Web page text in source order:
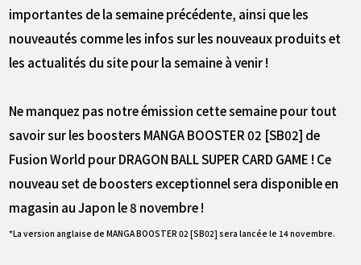
importantes de la semaine précédente, ainsi que les
nouveautés comme les infos sur les nouveaux produits et
les actualités du site pour la semaine à venir !
Ne manquez pas notre émission cette semaine pour tout
savoir sur les boosters MANGA BOOSTER 02 [SB02] de
Fusion World pour DRAGON BALL SUPER CARD GAME ! Ce
nouveau set de boosters exceptionnel sera disponible en
magasin au Japon le 8 novembre !
*La version anglaise de MANGA BOOSTER 02 [SB02] sera lancée le 14 novembre.